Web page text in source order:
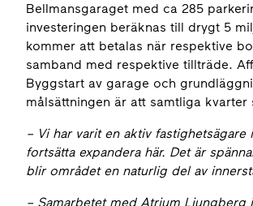
Bellmansgaraget med ca 285
investeringen beräknas till drygt 5
kommer att betalas när respektive
samband med respektive tillträde.
Byggstart av garage och
målsättningen är att samtliga
– Vi har varit en aktiv
fortsätta expandera här. Det är
blir området en naturlig del av
– Samarbetet med Atrium